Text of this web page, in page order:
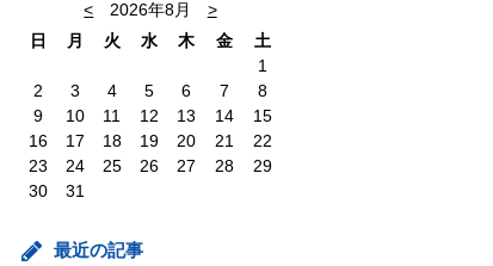
< 2026年8月
>
日
月 火 水 木 金
土
1
2
3 4 5 6 7
8
9
10 11 12 13 14
15
16
17 18 19 20 21
22
23
24 25 26 27 28
29
30
31
最近の記事